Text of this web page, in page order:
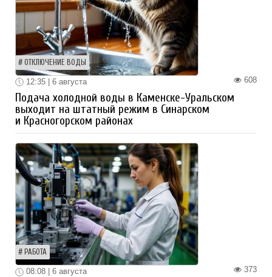
ОТКЛЮЧЕНИЕ ВОДЫ
608
12:35 | 6 августа
Подача холодной воды в Каменске-Уральском
выходит на штатный режим в Синарском
и Красногорском районах
РАБОТА
373
08:08 | 6 августа